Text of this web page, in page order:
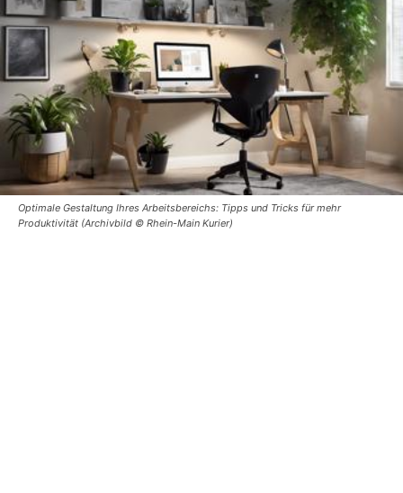
Optimale Gestaltung Ihres Arbeitsbereichs: Tipps und Tricks für mehr
Produktivität (Archivbild © Rhein-Main Kurier)